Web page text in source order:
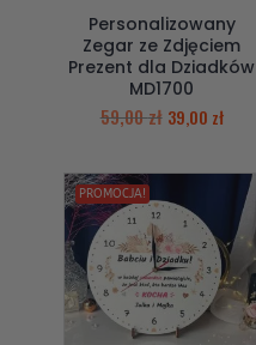
Personalizowany
Zegar ze Zdjęciem
Prezent dla Dziadków
MD1700
59,00zł 39,00 zł
PROMOCJA!